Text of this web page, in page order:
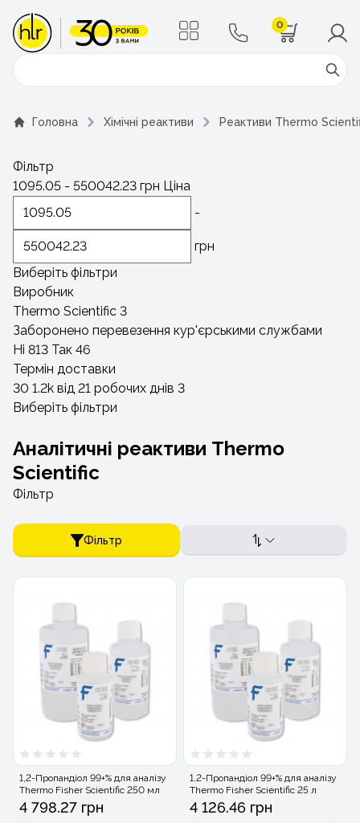
0
Поиск
Головна Хімічні реактиви Реактиви Thermo
Фільтр
1095.05 - 550042.23 грн Ціна
-
грн
Виберіть фільтри
Виробник
Thermo Scientific 3
Заборонено перевезення кур'єрськими службами
Ні 813 Так 46
Термін доставки
30 1.2k від 21 робочих днів 3
Виберіть фільтри
Аналітичні реактиви Thermo
Scientific
Фільтр
Фільтр
1,2-Пропандіол 99+% для аналізу
Thermo Fisher Scientific 250 мл
4 798.27 грн
1,2-Пропандіол 99+% для аналізу
Thermo Fisher Scientific 25 л
4 126.46 грн